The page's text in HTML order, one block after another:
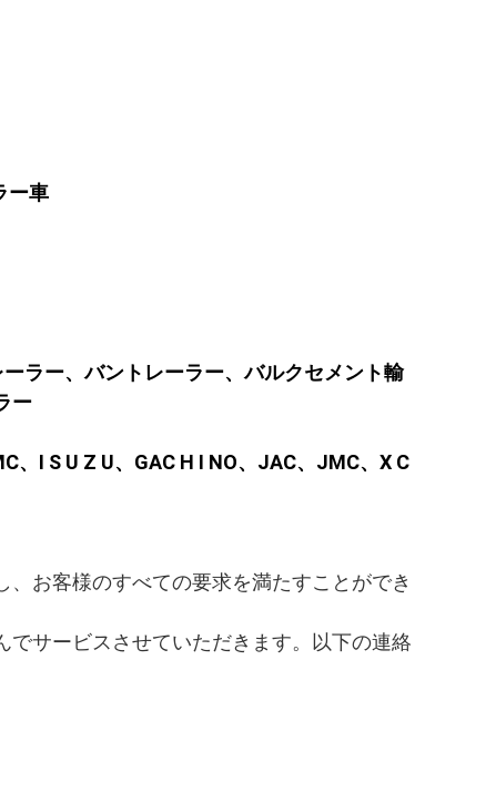
ー車
ラー、バントレーラー、バルクセメント輸
ー
I S U Z U、GAC H I NO、JAC、JMC、X C
、お客様のすべての要求を満たすことができ
サービスさせていただきます。以下の連絡